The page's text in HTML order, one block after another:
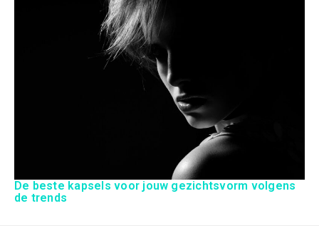
De beste kapsels voor jouw gezichtsvorm volgens
de trends